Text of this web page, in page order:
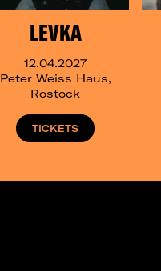
LEVKA
12.04.2027
Peter Weiss Haus,
Rostock
TICKETS